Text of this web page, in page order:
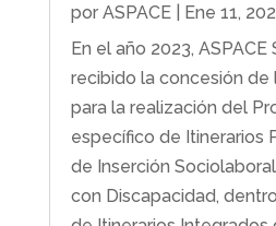
por ASPACE| Ene 11,
En el año 2023, ASPACE
recibido la concesión de
para la realización del
específico de Itinerarios
de Inserción
con Discapacidad,